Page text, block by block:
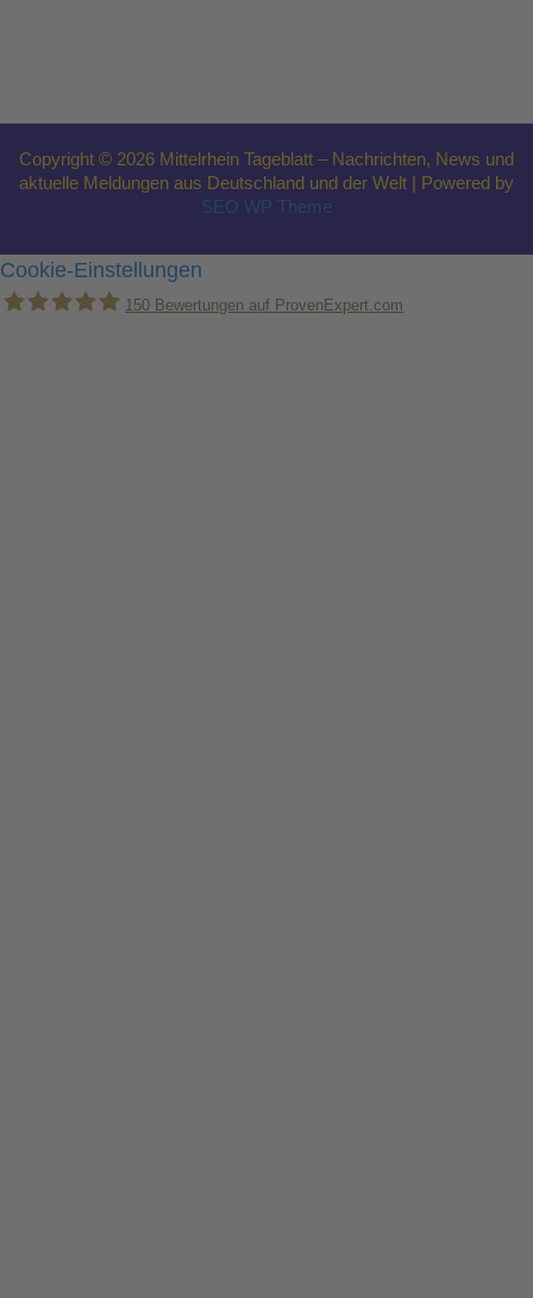
Copyright © 2026 Mittelrhein Tageblatt – Nachrichten, News und
aktuelle Meldungen aus Deutschland und der Welt | Powered by
SEO WP Theme
Cookie-Einstellungen
150 Bewertungen auf ProvenExpert.com